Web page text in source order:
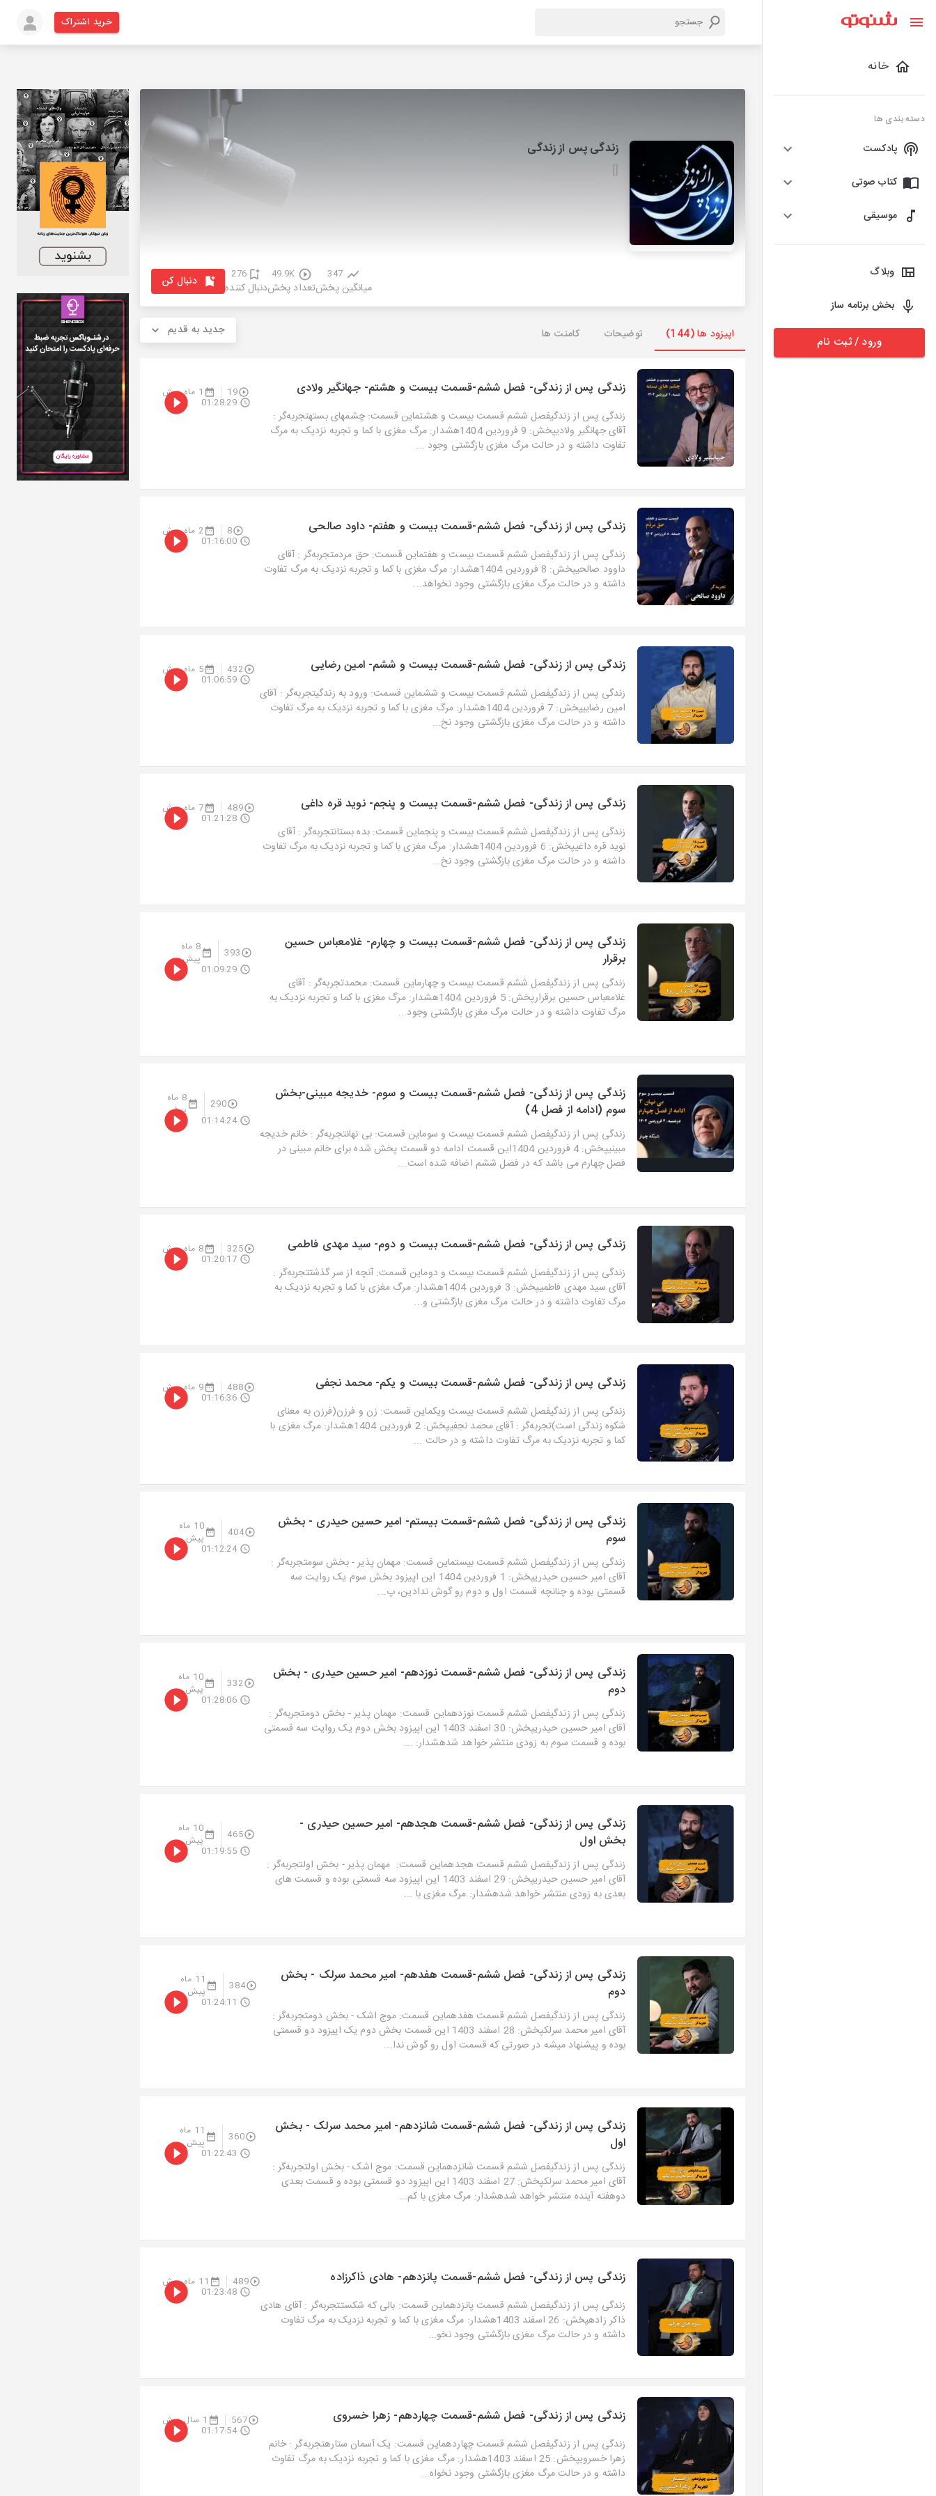
خانه
دسته بندی ها
پادکست
کتاب صوتی
موسیقی
وبلاگ
بخش برنامه ساز
ورود / ثبت نام
خرید اشتراک
زندگی پس از زندگی
[]
347
میانگین پخش
49.9K
تعداد پخش
276
دنبال کننده دنبال کن
اپیزود ها (144) توضیحات کامنت ها جدید به قدیم
زندگی پس از زندگی- فصل ششم-قسمت بیست و هشتم- جهانگیر ولادی 19 1 ماه پیش
زندگی پس از زندگیفصل ششم قسمت بیست و هشتماین قسمت: چشمهای بستهتجربه‌گر :
آقای جهانگیر ولادیپخش: 9 فروردین 1404هشدار: مرگ مغزی با کما و تجربه نزدیک به مرگ
تفاوت داشته و در حالت مرگ مغزی بازگشتی وجود ...
01:28:29
زندگی پس از زندگی- فصل ششم-قسمت بیست و هفتم- داود صالحی 8 2 ماه پیش
زندگی پس از زندگیفصل ششم قسمت بیست و هفتماین قسمت: حق مردمتجربه‌گر : آقای
داوود صالحیپخش: 8 فروردین 1404هشدار: مرگ مغزی با کما و تجربه نزدیک به مرگ تفاوت
داشته و در حالت مرگ مغزی بازگشتی وجود نخواهد...
01:16:00
زندگی پس از زندگی- فصل ششم-قسمت بیست و ششم- امین رضایی 432 5 ماه پیش
زندگی پس از زندگیفصل ششم قسمت بیست و ششماین قسمت: ورود به زندگیتجربه‌گر : آقای
امین رضاییپخش: 7 فروردین 1404هشدار: مرگ مغزی با کما و تجربه نزدیک به مرگ تفاوت
داشته و در حالت مرگ مغزی بازگشتی وجود نخ...
01:06:59
زندگی پس از زندگی- فصل ششم-قسمت بیست و پنجم- نوید قره داغی 489 7 ماه پیش
زندگی پس از زندگیفصل ششم قسمت بیست و پنجماین قسمت: بده بستانتجربه‌گر : آقای
نوید قره داغیپخش: 6 فروردین 1404هشدار: مرگ مغزی با کما و تجربه نزدیک به مرگ تفاوت
داشته و در حالت مرگ مغزی بازگشتی وجود نخ...
01:21:28
زندگی پس از زندگی- فصل ششم-قسمت بیست و چهارم- غلامعباس حسین
برقرار
393
8 ماه
پیش
زندگی پس از زندگیفصل ششم قسمت بیست و چهارماین قسمت: محمدتجربه‌گر : آقای
غلامعباس حسین برقرارپخش: 5 فروردین 1404هشدار: مرگ مغزی با کما و تجربه نزدیک به
مرگ تفاوت داشته و در حالت مرگ مغزی بازگشتی وجود...
01:09:29
زندگی پس از زندگی- فصل ششم-قسمت بیست و سوم- خدیجه مبینی-بخش
سوم (ادامه از فصل 4)
290
8 ماه
پیش
زندگی پس از زندگیفصل ششم قسمت بیست و سوماین قسمت: بی نهانتجربه‌گر : خانم خدیجه
مبینیپخش: 4 فروردین 1404این قسمت ادامه دو قسمت پخش شده برای خانم مبینی در
فصل چهارم می باشد که در فصل ششم اضافه شده است...
01:14:24
زندگی پس از زندگی- فصل ششم-قسمت بیست و دوم- سید مهدی فاطمی 325 8 ماه پیش
زندگی پس از زندگیفصل ششم قسمت بیست و دوماین قسمت: آنچه از سر گذشتتجربه‌گر :
آقای سید مهدی فاطمیپخش: 3 فروردین 1404هشدار: مرگ مغزی با کما و تجربه نزدیک به
مرگ تفاوت داشته و در حالت مرگ مغزی بازگشتی و...
01:20:17
زندگی پس از زندگی- فصل ششم-قسمت بیست و یکم- محمد نجفی 488 9 ماه پیش
زندگی پس از زندگیفصل ششم قسمت بیست ویکماین قسمت: زن و فرزن(فرزن به معنای
شکوه زندگی است)تجربه‌گر : آقای محمد نجفیپخش: 2 فروردین 1404هشدار: مرگ مغزی با
کما و تجربه نزدیک به مرگ تفاوت داشته و در حالت ...
01:16:36
زندگی پس از زندگی- فصل ششم-قسمت بیستم- امیر حسین حیدری - بخش
سوم
404
10 ماه
پیش
زندگی پس از زندگیفصل ششم قسمت بیستماین قسمت: مهمان پذیر - بخش سومتجربه‌گر :
آقای امیر حسین حیدریپخش: 1 فروردین 1404 این اپیزود بخش سوم یک روایت سه
قسمتی بوده و چنانچه قسمت اول و دوم رو گوش ندادین، پ...
01:12:24
زندگی پس از زندگی- فصل ششم-قسمت نوزدهم- امیر حسین حیدری - بخش
دوم
332
10 ماه
پیش
زندگی پس از زندگیفصل ششم قسمت نوزدهماین قسمت: مهمان پذیر - بخش دومتجربه‌گر :
آقای امیر حسین حیدریپخش: 30 اسفند 1403 این اپیزود بخش دوم یک روایت سه قسمتی
بوده و قسمت سوم به زودی منتشر خواهد شدهشدار: ...
01:28:06
زندگی پس از زندگی- فصل ششم-قسمت هجدهم- امیر حسین حیدری -
بخش اول
465
10 ماه
پیش
زندگی پس از زندگیفصل ششم قسمت هجدهماین قسمت: مهمان پذیر - بخش اولتجربه‌گر :
آقای امیر حسین حیدریپخش: 29 اسفند 1403 این اپیزود سه قسمتی بوده و قسمت های
بعدی به زودی منتشر خواهد شدهشدار: مرگ مغزی با ...
01:19:55
زندگی پس از زندگی- فصل ششم-قسمت هفدهم- امیر محمد سرلک - بخش
دوم
384
11 ماه
پیش
زندگی پس از زندگیفصل ششم قسمت هفدهماین قسمت: موج اشک - بخش دومتجربه‌گر :
آقای امیر محمد سرلکپخش: 28 اسفند 1403 این قسمت بخش دوم یک اپیزود دو قسمتی
بوده و پیشنهاد میشه در صورتی که قسمت اول رو گوش ندا...
01:24:11
زندگی پس از زندگی- فصل ششم-قسمت شانزدهم- امیر محمد سرلک - بخش
اول
360
11 ماه
پیش
زندگی پس از زندگیفصل ششم قسمت شانزدهماین قسمت: موج اشک - بخش اولتجربه‌گر :
آقای امیر محمد سرلکپخش: 27 اسفند 1403 این اپیزود دو قسمتی بوده و قسمت بعدی
دوهفته آینده منتشر خواهد شدهشدار: مرگ مغزی با کم...
01:22:43
زندگی پس از زندگی- فصل ششم-قسمت پانزدهم- هادی ذاکرزاده 489 11 ماه پیش
زندگی پس از زندگیفصل ششم قسمت پانزدهماین قسمت: بالی که شکستتجربه‌گر : آقای هادی
ذاکر زادهپخش: 26 اسفند 1403هشدار: مرگ مغزی با کما و تجربه نزدیک به مرگ تفاوت
داشته و در حالت مرگ مغزی بازگشتی وجود نخو...
01:23:48
زندگی پس از زندگی- فصل ششم-قسمت چهاردهم- زهرا خسروی 567 1 سال پیش
زندگی پس از زندگیفصل ششم قسمت چهاردهماین قسمت: یک آسمان ستارهتجربه‌گر : خانم
زهرا خسرویپخش: 25 اسفند 1403هشدار: مرگ مغزی با کما و تجربه نزدیک به مرگ تفاوت
داشته و در حالت مرگ مغزی بازگشتی وجود نخواه...
01:17:54